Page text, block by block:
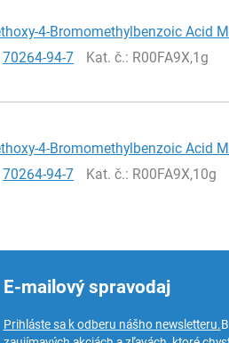
4-Bromomethylbenzoic Acid
70264-94-7 Kat. č.: R00FA9X,1g
4-Bromomethylbenzoic Acid
70264-94-7 Kat. č.: R00FA9X,10g
E-mailový spravodaj
Prihláste sa k odberu nášho newsletteru.